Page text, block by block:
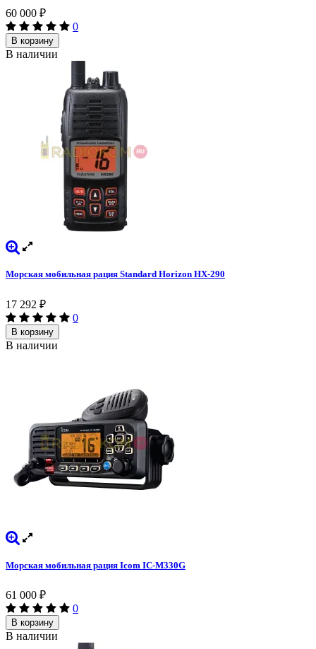
60 000 ₽
0
В корзину
В наличии
Морская мобильная рация Standard Horizon HX-290
17 292 ₽
0
В корзину
В наличии
Морская мобильная рация Icom IC-M330G
61 000 ₽
0
В корзину
В наличии